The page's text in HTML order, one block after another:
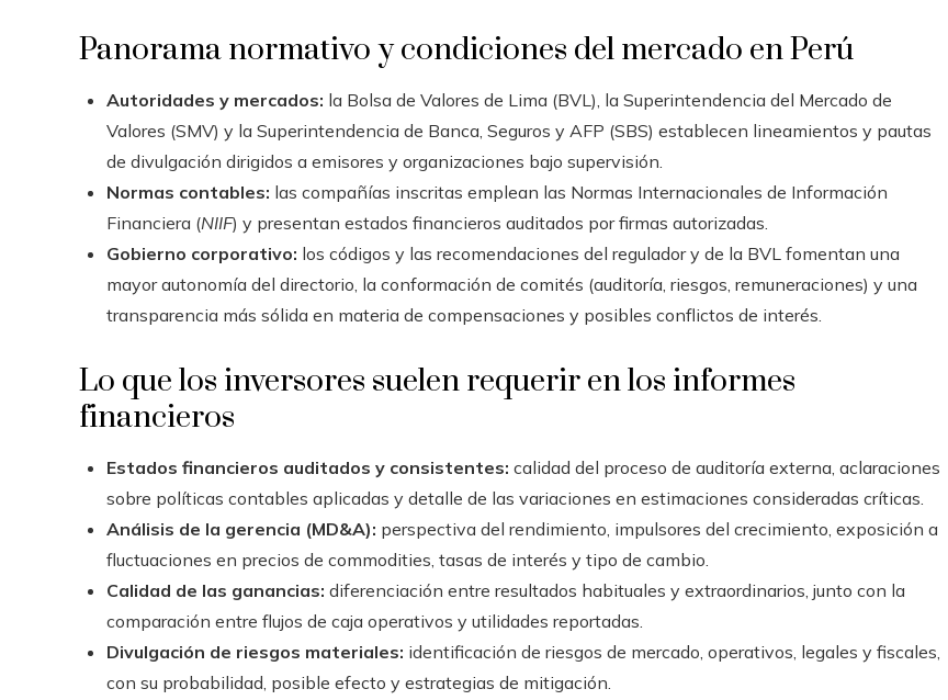
Panorama normativo y condiciones del mercado en Perú
Autoridades y mercados: la Bolsa de Valores de Lima (BVL), la Superintendencia del Mercado de
Valores (SMV) y la Superintendencia de Banca, Seguros y AFP (SBS) establecen lineamientos y pautas
de divulgación dirigidos a emisores y organizaciones bajo supervisión.
Normas contables: las compañías inscritas emplean las Normas Internacionales de Información
Financiera (NIIF) y presentan estados financieros auditados por firmas autorizadas.
Gobierno corporativo: los códigos y las recomendaciones del regulador y de la BVL fomentan una
mayor autonomía del directorio, la conformación de comités (auditoría, riesgos, remuneraciones) y una
transparencia más sólida en materia de compensaciones y posibles conflictos de interés.
Lo que los inversores suelen requerir en los informes
financieros
Estados financieros auditados y consistentes: calidad del proceso de auditoría externa, aclaraciones
sobre políticas contables aplicadas y detalle de las variaciones en estimaciones consideradas críticas.
Análisis de la gerencia (MD&A): perspectiva del rendimiento, impulsores del crecimiento, exposición a
fluctuaciones en precios de commodities, tasas de interés y tipo de cambio.
Calidad de las ganancias: diferenciación entre resultados habituales y extraordinarios, junto con la
comparación entre flujos de caja operativos y utilidades reportadas.
Divulgación de riesgos materiales: identificación de riesgos de mercado, operativos, legales y fiscales,
con su probabilidad, posible efecto y estrategias de mitigación.